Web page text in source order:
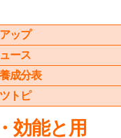
ップ
ース
成分表
トピ
効能と用